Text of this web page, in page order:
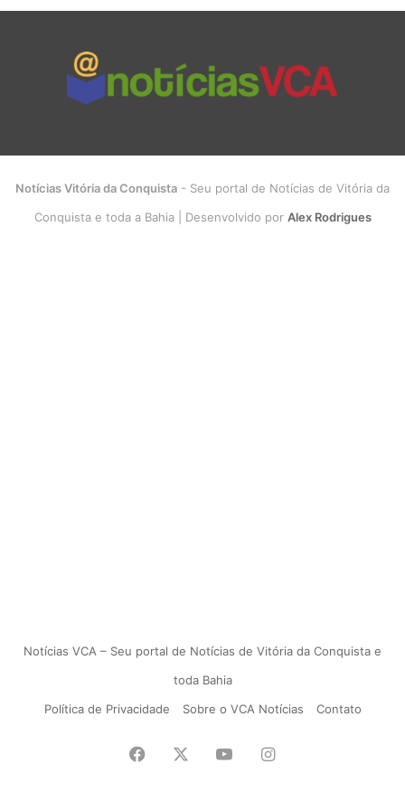
Notícias Vitória da Conquista - Seu portal de Notícias de Vitória da
Conquista e toda a Bahia | Desenvolvido por Alex Rodrigues
Notícias VCA – Seu portal de Notícias de Vitória da Conquista e
toda Bahia
Política de Privacidade
Sobre o VCA Notícias Contato
Facebook YouTubeInstagram